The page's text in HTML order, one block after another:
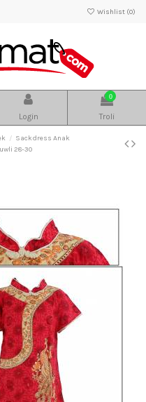
Wishlist (0)
Login
0
Troli
Sackdress Anak
28-30